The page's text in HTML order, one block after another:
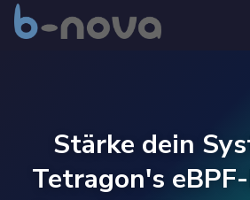
Stärke dein
Tetragon's